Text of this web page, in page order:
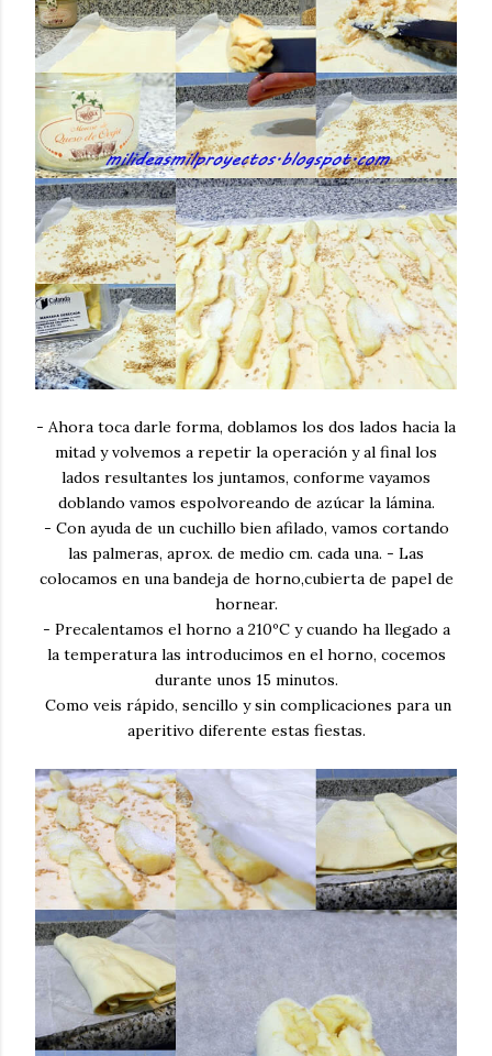
- Ahora toca darle forma, doblamos los dos lados hacia la
mitad y volvemos a repetir la operación y al final los
lados resultantes los juntamos, conforme vayamos
doblando vamos espolvoreando de azúcar la lámina.
- Con ayuda de un cuchillo bien afilado, vamos cortando
las palmeras, aprox. de medio cm. cada una. - Las
colocamos en una bandeja de horno,cubierta de papel de
hornear.
- Precalentamos el horno a 210ºC y cuando ha llegado a
la temperatura las introducimos en el horno, cocemos
durante unos 15 minutos.
Como veis rápido, sencillo y sin complicaciones para un
aperitivo diferente estas fiestas.